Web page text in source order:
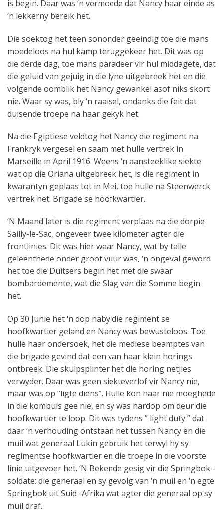
is begin. Daar was ‘n vermoede dat Nancy haar einde as
‘n lekkerny bereik het.
Die soektog het teen sononder geëindig toe die mans
moedeloos na hul kamp teruggekeer het. Dit was op
die derde dag, toe mans paradeer vir hul middagete, dat
die geluid van gejuig in die lyne uitgebreek het en die
volgende oomblik het Nancy gewankel asof niks skort
nie. Waar sy was, bly ‘n raaisel, ondanks die feit dat
duisende troepe na haar gekyk het.
Na die Egiptiese veldtog het Nancy die regiment na
Frankryk vergesel en saam met hulle vertrek in
Marseille in April 1916. Weens ‘n aansteeklike siekte
wat op die Oriana uitgebreek het, is die regiment in
kwarantyn geplaas tot in Mei, toe hulle na Steenwerck
vertrek het. Brigade se hoofkwartier.
‘N Maand later is die regiment verplaas na die dorpie
Sailly-le-Sac, ongeveer twee kilometer agter die
frontlinies. Dit was hier waar Nancy, wat by talle
geleenthede onder groot vuur was, ‘n ongeval geword
het toe die Duitsers begin het met die swaar
bombardemente, wat die Slag van die Somme begin
het.
Op 30 Junie het ‘n dop naby die regiment se
hoofkwartier geland en Nancy was bewusteloos. Toe
hulle haar ondersoek, het die mediese beamptes van
die brigade gevind dat een van haar klein horings
ontbreek. Die skulpsplinter het die horing netjies
verwyder. Daar was geen siekteverlof vir Nancy nie,
maar was op “ligte diens”. Hulle kon haar nie moeghede
in die kombuis gee nie, en sy was hardop om deur die
hoofkwartier te loop. Dit was tydens ” light duty ” dat
daar ‘n verhouding ontstaan ​​het tussen Nancy en die
muil wat generaal Lukin gebruik het terwyl hy sy
regimentse hoofkwartier en die troepe in die voorste
linie uitgevoer het. ‘N Bekende gesig vir die Springbok -
soldate: die generaal en sy gevolg van ‘n muil en ‘n egte
Springbok uit Suid -Afrika wat agter die generaal op sy
muil draf.